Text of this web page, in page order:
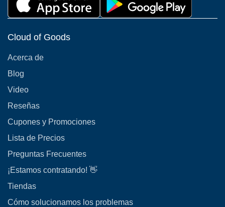
Cloud of Goods
Acerca de
Blog
Video
Reseñas
Cupones y Promociones
Lista de Precios
Preguntas Frecuentes
¡Estamos contratando! 👋
Tiendas
Cómo solucionamos los problemas